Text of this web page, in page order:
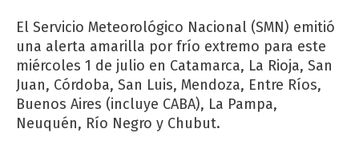
El Servicio Meteorológico Nacional (SMN) emitió
una alerta amarilla por frío extremo para este
miércoles 1 de julio en Catamarca, La Rioja, San
Juan, Córdoba, San Luis, Mendoza, Entre Ríos,
Buenos Aires (incluye CABA), La Pampa,
Neuquén, Río Negro y Chubut.